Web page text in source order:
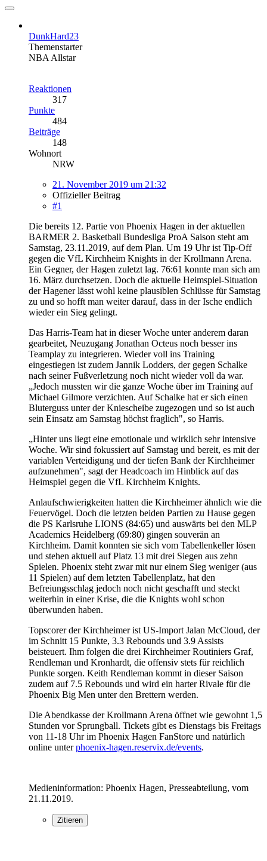
DunkHard23
Themenstarter
NBA Allstar
Reaktionen
317
Punkte
484
Beiträge
148
Wohnort
NRW
21. November 2019 um 21:32
Offizieller Beitrag
#1
Die bereits 12. Partie von Phoenix Hagen in der aktuellen
BARMER 2. Basketball Bundesliga ProA Saison steht am
Samstag, 23.11.2019, auf dem Plan. Um 19 Uhr ist Tip-Off
gegen die VfL Kirchheim Knights in der Krollmann Arena.
Ein Gegner, der Hagen zuletzt lag. 76:61 konnte man sich am
16. März durchsetzen. Doch die aktuelle Heimspiel-Situation
der Hagener lässt wohl keine plausiblen Schlüsse für Samstag
zu und so hofft man weiter darauf, dass in der Ische endlich
wieder ein Sieg gelingt.
Das Harris-Team hat in dieser Woche unter anderem daran
gearbeitet, Neuzugang Jonathan Octeus noch besser ins
Teamplay zu integrieren. Wieder voll ins Training
eingestiegen ist zudem Jannik Lodders, der gegen Schalke
nach seiner Fußverletzung noch nicht wieder voll da war.
„Jedoch mussten wir die ganze Woche über im Training auf
Michael Gilmore verzichten. Auf Schalke hat er sich einen
Bluterguss unter der Kniescheibe zugezogen und so ist auch
sein Einsatz am Samstag höchst fraglich", so Harris.
„Hinter uns liegt eine emotionale und wirklich sehr intensive
Woche. Wir sind fokussiert auf Samstag und bereit, es mit der
variablen Verteidigung und der tiefen Bank der Kirchheimer
aufzunehmen", sagt der Headcoach im Hinblick auf das
Heimspiel gegen die VfL Kirchheim Knights.
Anlaufschwierigkeiten hatten die Kirchheimer ähnlich wie die
Feuervögel. Doch die letzten beiden Partien zu Hause gegen
die PS Karlsruhe LIONS (84:65) und auswärts bei den MLP
Academics Heidelberg (69:80) gingen souverän an
Kirchheim. Damit konnten sie sich vom Tabellenkeller lösen
und stehen aktuell auf Platz 13 mit drei Siegen aus zehn
Spielen. Phoenix steht zwar mit nur einem Sieg weniger (aus
11 Spielen) auf dem letzten Tabellenplatz, hat den
Befreiungsschlag jedoch noch nicht geschafft und steckt
weiterhin in einer Krise, die die Knights wohl schon
überwunden haben.
Topscorer der Kirchheimer ist US-Import Jalan McCloud, der
im Schnitt 15 Punkte, 3.3 Rebounds und 3.9 Assists
beisteuert. Ihm folgen die drei Kirchheimer Routiniers Graf,
Rendleman und Kronhardt, die offensiv stets für reichlich
Punkte sorgen. Keith Rendleman kommt in dieser Saison
zudem auf 7.5 Rebounds und wird ein harter Rivale für die
Phoenix Big Men unter den Brettern werden.
Die Abendkasse der Krollmann Arena öffnet wie gewohnt 1,5
Stunden vor Sprungball. Tickets gibt es Dienstags bis Freitags
von 11-18 Uhr im Phoenix Hagen FanStore und natürlich
online unterphoenix-hagen.reservix.de/events.
Medieninformation: Phoenix Hagen, Presseabteilung, vom
21.11.2019.
Zitieren